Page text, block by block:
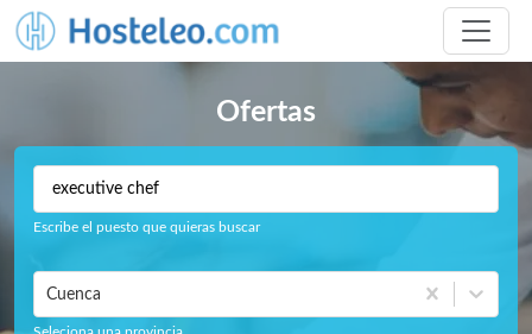
Ofertas
Escribe el puesto que quieras buscar
Cuenca